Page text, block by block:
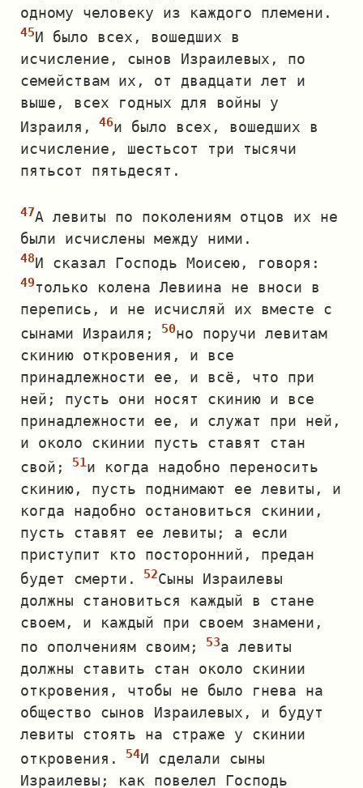
одному человеку из каждого племени.
И было всех, вошедших в
исчисление, сынов Израилевых, по
семействам их, от двадцати лет и
выше, всех годных для войны у
Израиля,
и было всех, вошедших в
исчисление, шестьсот три тысячи
пятьсот пятьдесят.
А левиты по поколениям отцов их не
были исчислены между ними.
И сказал Господь Моисею, говоря:
только колена Левиина не вноси в
перепись, и не исчисляй их вместе с
сынами Израиля;
но поручи левитам
скинию откровения, и все
принадлежности ее, и всё, что при
ней; пусть они носят скинию и все
принадлежности ее, и служат при ней,
и около скинии пусть ставят стан
свой;
и когда надобно переносить
скинию, пусть поднимают ее левиты, и
когда надобно остановиться скинии,
пусть ставят ее левиты; а если
приступит кто посторонний, предан
будет смерти.
Сыны Израилевы
должны становиться каждый в стане
своем, и каждый при своем знамени,
по ополчениям своим;
а левиты
должны ставить стан около скинии
откровения, чтобы не было гнева на
общество сынов Израилевых, и будут
левиты стоять на страже у скинии
откровения.
И сделали сыны
Израилевы; как повелел Господь